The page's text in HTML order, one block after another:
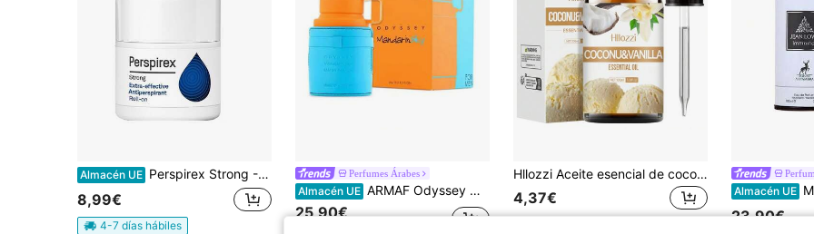
Almacén UE Perspirex Strong - Antitranspirante roll-on 20 ml
8,99€
4-7 días hábiles
Perfumes Árabes
Almacén UE ARMAF Odyssey Mandarin Sky EDP 100ml – Fragancia Amaderada Cítrica para Hombres con Notas de Mandarina, Ámbar y, Larga Duración y Estilo Sofisticado
25,90€
Hllozzi Aceite esencial de coco y vainilla de 30ml/60ml/100ml, extracto de planta de esencia de coco y vainilla, fragancia sutil de larga duración, multiusos para rostro, Body, difusor, masaje, cuidado de la piel, diseño de botella portátil, gran opción de regalo para días festivos
4,37€ Almacén UE Maison
23,90€